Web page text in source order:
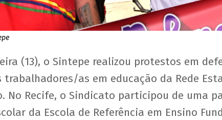
(13), o Sintepe realizou protestos em
as em educação da Rede
No Recife, o Sindicato participou de uma
da Escola de Referência em Ensino